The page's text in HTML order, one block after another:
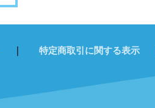
特定商取引に関する表示